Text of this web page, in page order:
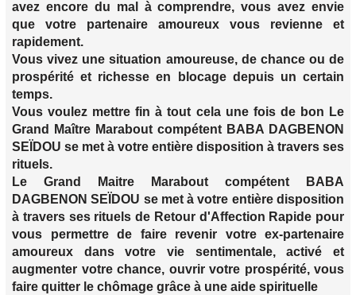
avez encore du mal à comprendre, vous avez envie
que votre partenaire amoureux vous revienne et
rapidement.
Vous vivez une situation amoureuse, de chance ou de
prospérité et richesse en blocage depuis un certain
temps.
Vous voulez mettre fin à tout cela une fois de bon Le
Grand Maître Marabout compétent BABA DAGBENON
SEÏDOU se met à votre entière disposition à travers ses
rituels.
Le Grand Maitre Marabout compétent BABA
DAGBENON SEÏDOU se met à votre entière disposition
à travers ses rituels de Retour d'Affection Rapide pour
vous permettre de faire revenir votre ex-partenaire
amoureux dans votre vie sentimentale, activé et
augmenter votre chance, ouvrir votre prospérité, vous
faire quitter le chômage grâce à une aide spirituelle